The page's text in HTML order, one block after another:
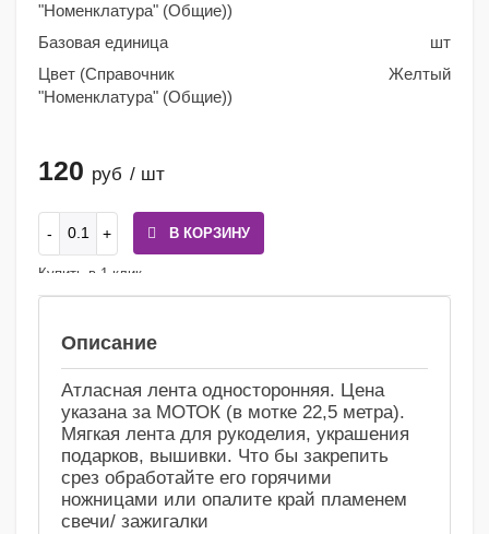
"Номенклатура" (Общие))
Базовая единица
шт
Цвет (Справочник
"Номенклатура" (Общие))
Желтый
120 руб / шт
В КОРЗИНУ
Купить в 1 клик
Описание
Атласная лента односторонняя. Цена
указана за МОТОК (в мотке 22,5 метра).
Мягкая лента для рукоделия, украшения
подарков, вышивки. Что бы закрепить
срез обработайте его горячими
ножницами или опалите край пламенем
свечи/ зажигалки